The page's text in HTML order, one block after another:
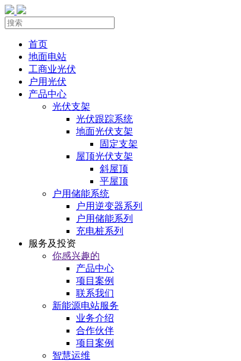
首页
地面电站
工商业光伏
户用光伏
产品中心
光伏支架
光伏跟踪系统
地面光伏支架
固定支架
屋顶光伏支架
斜屋顶
平屋顶
户用储能系统
户用逆变器系列
户用储能系列
充电桩系列
服务及投资
你感兴趣的
产品中心
项目案例
联系我们
新能源电站服务
业务介绍
合作伙伴
项目案例
智慧运维